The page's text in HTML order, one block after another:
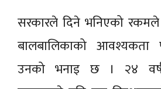
सरकारले दिने भनिएको रकमले
बालबालिकाको आवश्यकता
उनको भनाइ छ । २४